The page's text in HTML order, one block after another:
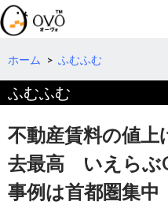
検
索
コ
テ
へ
移
動
ホーム > ふむふむ
ふむふむ
不動産賃料の値上
去最高 いえらぶ
事例は首都圏集中